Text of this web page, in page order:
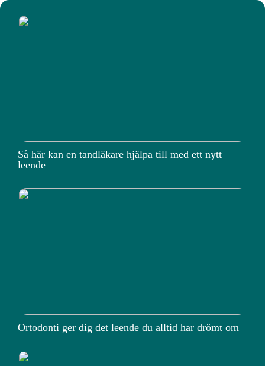
Så här kan en tandläkare hjälpa till med ett nytt
leende
Ortodonti ger dig det leende du alltid har drömt om